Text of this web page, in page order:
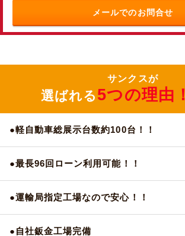
メールでのお問合せ
サンクスが
選ばれる 5つの理由
●軽自動車総展示台数約100台！！
●最長96回ローン利用可能！！
●運輸局指定工場なので安心！！
●自社鈑金工場完備